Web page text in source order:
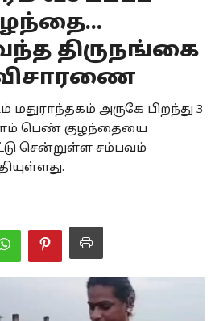
திருநங்கை
அருகே பிறந்து 3
பெண் குழந்தையை
சென்றுள்ள சம்பவம்